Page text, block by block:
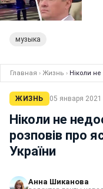
музыка
Главная › Жизнь › Ніколи
ЖИЗНЬ 05 января 2021
Ніколи не
розповів про
України
Анна Шиканова